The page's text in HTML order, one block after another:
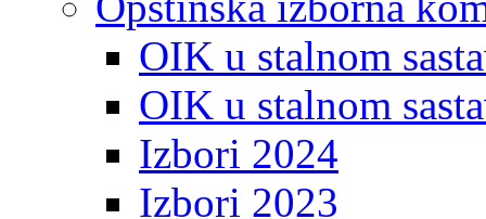
OIK u stalnom
OIK u stalnom
Izbori 2024
Izbori 2023